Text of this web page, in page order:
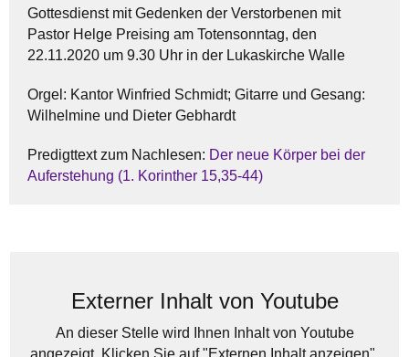
Gottesdienst mit Gedenken der Verstorbenen mit
Pastor Helge Preising am Totensonntag, den
22.11.2020 um 9.30 Uhr in der Lukaskirche Walle
Orgel: Kantor Winfried Schmidt; Gitarre und Gesang:
Wilhelmine und Dieter Gebhardt
Predigttext zum Nachlesen: Der neue Körper bei der
Auferstehung (1. Korinther 15,35-44)
Externer Inhalt von Youtube
An dieser Stelle wird Ihnen Inhalt von Youtube